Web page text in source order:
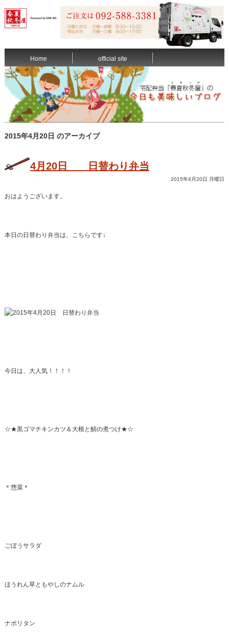
Home official site
2015年4月20日 のアーカイブ
4月20日 日替わり弁当
2015年4月20日 月曜日
おはようございます。
本日の日替わり弁当は、こちらです↓
今日は、大人気！！！！
☆★黒ゴマチキンカツ＆大根と鯖の煮つけ★☆
＊惣菜＊
ごぼうサラダ
ほうれん草ともやしのナムル
ナポリタン